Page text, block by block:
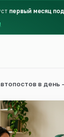
первый месяц
в день